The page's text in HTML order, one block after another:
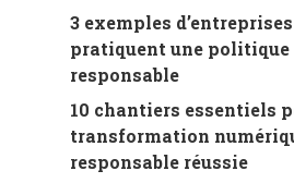
3 exemples
pratiquent une politique
responsable
10 chantiers essentiels
transformation
responsable réussie